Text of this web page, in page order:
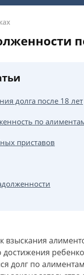
долга после 18 лет
по
приставов
долг по